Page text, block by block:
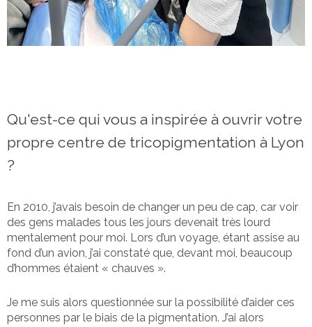
Qu'est-ce qui vous a inspirée à ouvrir votre
propre centre de tricopigmentation à Lyon
?
En 2010, j’avais besoin de changer un peu de cap, car voir
des gens malades tous les jours devenait très lourd
mentalement pour moi. Lors d’un voyage, étant assise au
fond d’un avion, j’ai constaté que, devant moi, beaucoup
d’hommes étaient « chauves ».
Je me suis alors questionnée sur la possibilité d’aider ces
personnes par le biais de la pigmentation. J’ai alors